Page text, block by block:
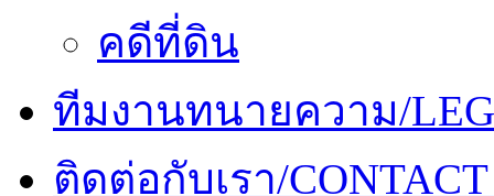
คดีที่ดิน
ทีมงานทนายความ/
ติดต่อกับเรา/CONTACT